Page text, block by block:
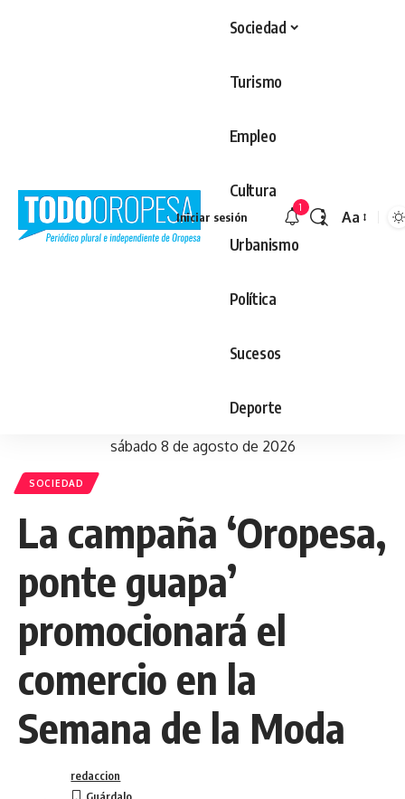
Sociedad
Turismo
Empleo
Cultura
Urbanismo
Política
Sucesos
Deporte
Iniciar sesión
1
Aa
sábado 8 de agosto de 2026
SOCIEDAD
La campaña ‘Oropesa,
ponte guapa’
promocionará el
comercio en la
Semana de la Moda
redaccion